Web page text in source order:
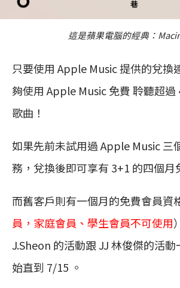
這是蘋果電腦的經典：
只要使用 Apple Music 提供的兌換
夠使用 Apple Music 免費 聆聽超過
歌曲！
如果先前未試用過 Apple Music 三
務，兌換後即可享有 3+1 的四個月
而舊客戶則有一個月的免費會員資
員，家庭會員、學生會員不可使用
J.Sheon 的活動跟 JJ 林俊傑的活
始直到 7/15 。